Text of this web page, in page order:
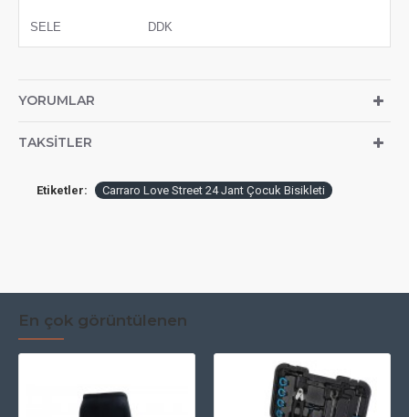
SELE DDK
YORUMLAR
TAKSITLER
Etiketler: Carraro Love Street 24 Jant Çocuk Bisikleti
En çok görüntülenen